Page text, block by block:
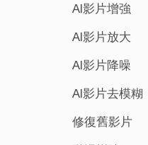
AI影片增強
AI影片放大
AI影片降噪
AI影片去模糊
修復舊影片